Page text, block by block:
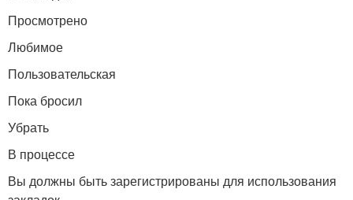
Просмотрено
Любимое
Пользовательская
Пока бросил
Убрать
В процессе
Вы должны быть зарегистрированы для использования